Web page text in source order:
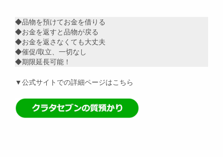
◆品物を預けてお金を借りる
◆お金を返すと品物が戻る
◆お金を返さなくても大丈夫
◆催促/取立、一切なし
◆期限延長可能！
▼公式サイトでの詳細ページはこちら